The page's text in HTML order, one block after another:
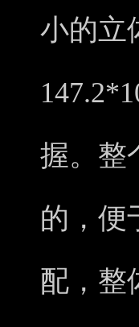
小的立
握。整
的，便
配，整